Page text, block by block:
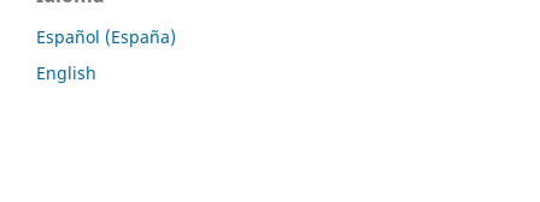
Español (España)
English